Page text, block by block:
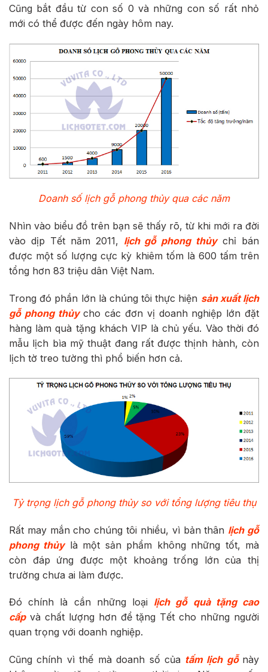
Cũng bắt đầu từ con số 0 và những con số rất nhỏ
mới có thể được đến ngày hôm nay.
Doanh số lịch gỗ phong thủy qua các năm
Nhìn vào biểu đồ trên bạn sẽ thấy rõ, từ khi mới ra đời
vào dịp Tết năm 2011, lịch gỗ phong thủychỉ bán
được một số lượng cực kỳ khiêm tốm là 600 tấm trên
tổng hơn 83 triệu dân Việt Nam.
Trong đó phần lớn là chúng tôi thực hiện sản xuất lịch
gỗ phong thủycho các đơn vị doanh nghiệp lớn đặt
hàng làm quà tặng khách VIP là chủ yếu. Vào thời đó
mẫu lịch bìa mỹ thuật đang rất được thịnh hành, còn
lịch tờ treo tường thì phổ biến hơn cả.
Tỷ trọng lịch gỗ phong thủy so với tổng lượng tiêu thụ
Rất may mắn cho chúng tôi nhiều, vì bản thân lịch gỗ
phong thủylà một sản phẩm không những tốt, mà
còn đáp ứng được một khoảng trống lớn của thị
trường chưa ai làm được.
Đó chính là cần những loại lịch gỗ quà tặng cao
cấpvà chất lượng hơn để tặng Tết cho những người
quan trọng với doanh nghiệp.
Cũng chính vì thế mà doanh số của tấm lịch gỗ này